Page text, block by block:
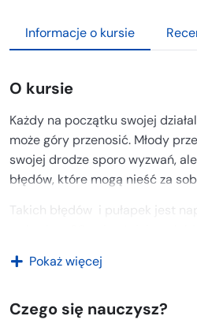
Informacje o kursie
O kursie
Każdy na początku swojej
może góry przenosić. Młody
swojej drodze sporo wyzwań,
błędów, które mogą nieść za
Takich błędów i pułapek jest
błędy prawne
Pokaż więcej
Czego się nauczysz?